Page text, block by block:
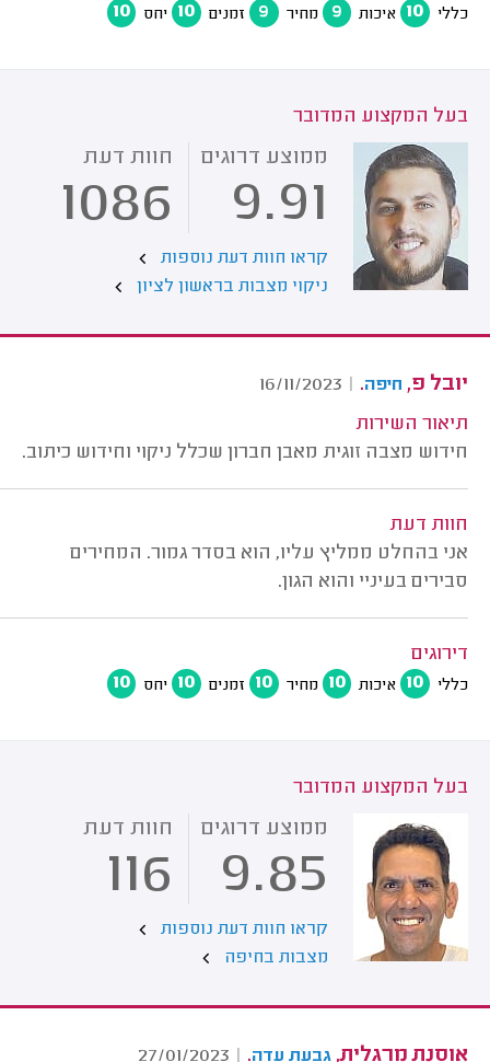
כללי 10 איכות 9 מחיר 9 זמנים 10 יחס 10
בעל המקצוע המדובר
ממוצע דרוגים
9.91
חוות דעת
1086
קראו חוות דעת נוספות
ניקוי מצבות בראשון לציון
יובל פ, חיפה.
|
16/11/2023
תיאור השירות
חידוש מצבה זוגית מאבן חברון שכלל ניקוי וחידוש כיתוב.
חוות דעת
אני בהחלט ממליץ עליו, הוא בסדר גמור. המחירים
סבירים בעיניי והוא הגון.
דירוגים
כללי 10 איכות 10 מחיר 10 זמנים 10 יחס 10
בעל המקצוע המדובר
ממוצע דרוגים
9.85
חוות דעת
116
קראו חוות דעת נוספות
מצבות בחיפה
אוסנת מרגלית, גבעת עדה.
27/01/2023